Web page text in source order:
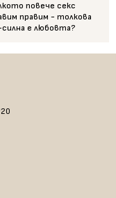
повече секс
правим - толкова
е любовта?